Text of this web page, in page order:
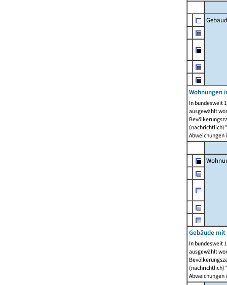
Wohnungen
In bundesweit
ausgewählt
Abweichungen
Gebäude
In bundesweit
ausgewählt
Abweichungen